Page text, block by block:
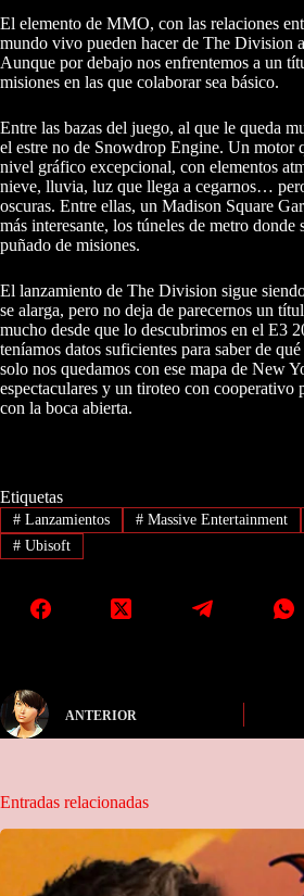
El elemento de MMO, con las relaciones
mundo vivo pueden hacer de The Division
Aunque por debajo nos enfrentemos a un
misiones en las que colaborar sea básico.
Entre las bazas del juego, al que le queda
el estre no de Snowdrop Engine. Un motor
nivel gráfico excepcional, con elementos
nieve, lluvia, luz que llega a cegarnos…
oscuras. Entre ellas, un Madison Square
más interesante, los túneles de metro donde
puñado de misiones.
El lanzamiento de The Division sigue
se alarga, pero no deja de parecernos un
mucho desde que lo descubrimos en el E3
teníamos datos suficientes para saber de
solo nos quedamos con ese mapa de New
espectaculares y un tiroteo con
con la boca abierta.
Etiquetas
#Lanzamientos #Massive Entertainment
#Ubisoft
ANTERIOR
Entradas relacionadas